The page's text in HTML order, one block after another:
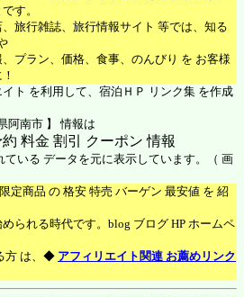
す。
旅行雑誌、旅行情報サイト 等では、知る
プラン、価格、食事、のんびり を お客様
！
ト を利用して、宿泊ＨＰ リンク集 を作成
阿南市 】 情報は
いる データを元に表示しています。（ 画
定商品 の 格安 特売 バーゲン 最安値 を 紹
られる時代です。blog ブログ HP ホームペ
方 は、◆ アフィリエイト関連 お薦めリンク